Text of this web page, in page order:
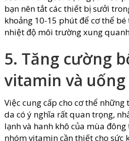
bạn nên tắt các thiết bị sưởi
khoảng 10-15 phút để cơ thể
nhiệt độ môi trường xung
5. Tăng cường
vitamin và
Việc cung cấp cho cơ thể
da có ý nghĩa rất quan trọng,
lạnh và hanh khô của mùa
nhóm vitamin cần thiết cho sức